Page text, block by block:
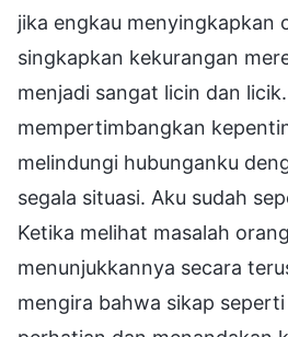
jika engkau menyingkapkan
singkapkan kekurangan
menjadi sangat licin dan
mempertimbangkan
melindungi hubunganku
segala situasi. Aku sudah
Ketika melihat masalah
menunjukkannya secara
mengira bahwa sikap